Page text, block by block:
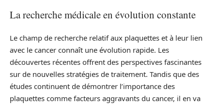
La recherche médicale en évolution constante
Le champ de recherche relatif aux plaquettes et à leur lien
avec le cancer connaît une évolution rapide. Les
découvertes récentes offrent des perspectives fascinantes
sur de nouvelles stratégies de traitement. Tandis que des
études continuent de démontrer l’importance des
plaquettes comme facteurs aggravants du cancer, il en va